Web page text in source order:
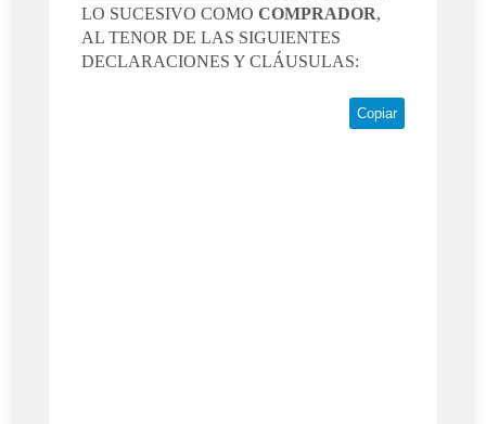
LO SUCESIVO COMO COMPRADOR,
AL TENOR DE LAS SIGUIENTES
DECLARACIONES Y CLÁUSULAS:
Copiar